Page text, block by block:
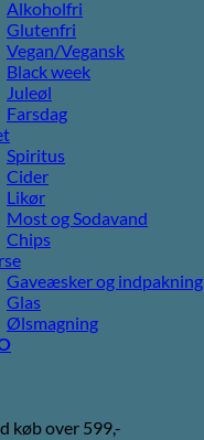
Alkoholfri
Glutenfri
Vegan/Vegansk
Black week
Juleøl
Farsdag
Spiritus
Cider
Likør
Most og Sodavand
Chips
Gaveæsker og indpakning
Glas
Ølsmagning
køb over 599,-